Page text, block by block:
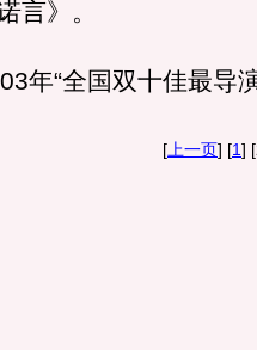
言》。
“全国双十佳最导
[ 上一页] [1]